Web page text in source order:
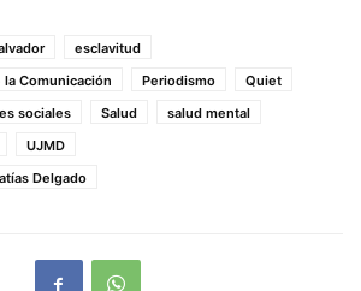
esclavitud
Comunicación
Periodismo
Quiet
sociales Salud
salud mental
UJMD
Delgado